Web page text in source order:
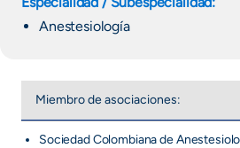
Anestesiología
Miembro de asociaciones:
Sociedad Colombiana de